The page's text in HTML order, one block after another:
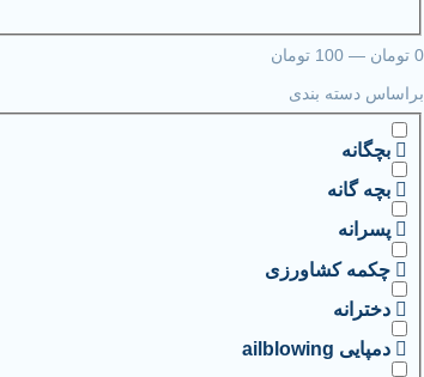
0 تومان —
100 تومان
براساس دسته بندی
بچگانه
بچه گانه
پسرانه
چکمه کشاورزی
دخترانه
دمپایی ailblowing